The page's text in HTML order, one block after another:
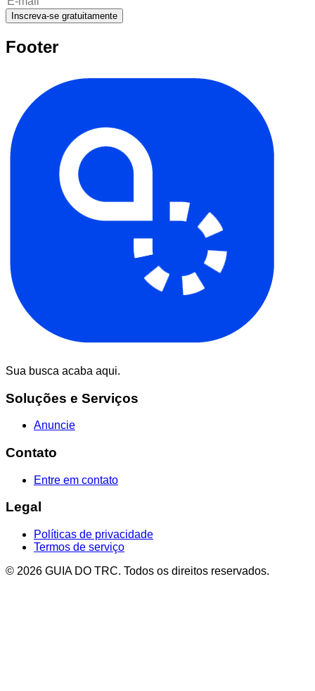
Inscreva-se gratuitamente
Footer
Sua busca acaba aqui.
Soluções e Serviços
Anuncie
Contato
Entre em contato
Legal
Políticas de privacidade
Termos de serviço
© 2026 GUIA DO TRC. Todos os direitos reservados.